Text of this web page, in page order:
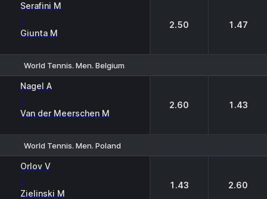
Serafini M
-
Giunta M
2.50 1.47
World Tennis. Men. Belgium
Nagel A
-
Van der Meerschen M
2.60 1.43
World Tennis. Men. Poland
Orlov V
-
Zielinski M
1.43 2.60